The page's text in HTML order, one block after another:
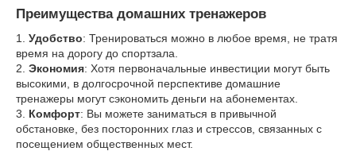
Преимущества домашних тренажеров
1. Удобство: Тренироваться можно в любое время, не тратя
время на дорогу до спортзала.
2. Экономия: Хотя первоначальные инвестиции могут быть
высокими, в долгосрочной перспективе домашние
тренажеры могут сэкономить деньги на абонементах.
3. Комфорт: Вы можете заниматься в привычной
обстановке, без посторонних глаз и стрессов, связанных с
посещением общественных мест.